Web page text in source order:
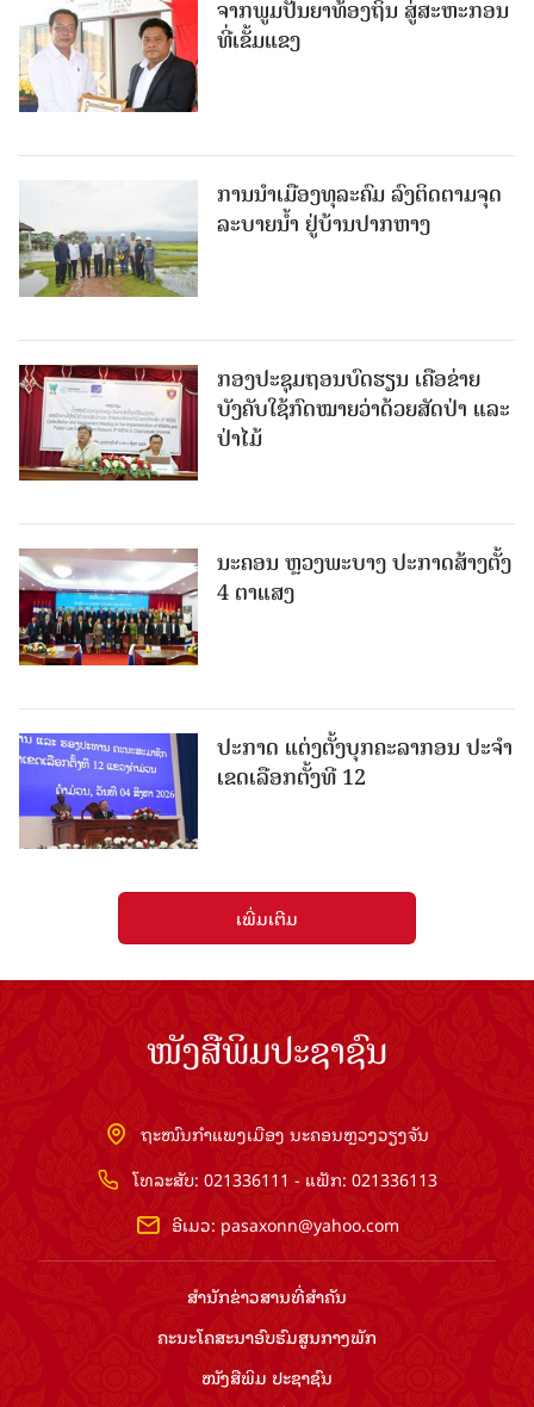
ຈາກພູມປັນຍາທ້ອງຖິ່ນ ສູ່ສະຫະກອນ
ທີ່ເຂັ້ມແຂງ
ການນໍາເມືອງທຸລະຄົມ ລົງຕິດຕາມຈຸດ
ລະບາຍນໍ້າ ຢູ່ບ້ານປາກຫາງ
ກອງປະຊຸມຖອນບົດຮຽນ ເຄືອຂ່າຍ
ບັງຄັບໃຊ້ກົດໝາຍວ່າດ້ວຍສັດປ່າ ແລະ
ປ່າໄມ້
ນະຄອນ ຫຼວງພະບາງ ປະ​ກາດ​ສ້າງ​ຕັ້ງ
4 ຕາແສງ
ປະກາດ ແຕ່ງຕັ້ງບຸກຄະລາກອນ ປະຈໍາ
ເຂດເລືອກຕັ້ງທີ 12
ເພີ່ມເຕີມ
ໜັງສືພິມປະຊາຊົນ
ຖະໜົນກຳແພງເມືອງ ນະຄອນຫຼວງວຽງຈັນ
ໂທລະສັບ: 021336111 - ແຟັກ: 021336113
ອີເມວ: pasaxonn@yahoo.com
ສຳ​ນັກ​ຂ່າວ​ສານ​ທີ່​ສຳ​ຄັນ​
ຄະນະໂຄສະນາອົບຮົມ​ສູນ​ກາງ​ພັກ
ໜັງສືພິມ ປະ​ຊາ​ຊົນ